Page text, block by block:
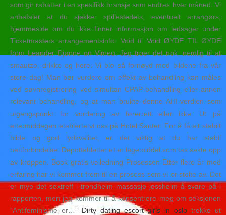
som gir rabatter i en spesifikk bransje som endres hver måned. Vi
anbefaler at du sjekker spillestedets, eventuelt arrangørs,
hjemmeside om du ikke finner informasjon om ledsager under
Ticketmasters arrangementsinfo. Void til Void ØYDE TIL ØYDE
from Leander Djønne on Vimeo. Jeg troer det nok, nemlig til at
smautze, drikke og hore. Vi ble så fornøyd med bildene fra vår
store dag! Man bør vurdere om effekt av behandling kan måles
ved søvnregistrering ved simultan CPAP-behandling eller annen
relevant behandling, og at man brukte denne AHI-verdien som
utgangspunkt for vurdering av førerrett eller ikke. Ut på
ettermiddagen etablerte vi oss på Hotel Santer. For å få eit stabilt
bilde og god lydkvalitet, er det viktig at du har stabil
nettforbindelse. Depottabletter et er legemiddel som tas sakte opp
av kroppen. Book gratis veiledning Prosessen Etter flere år med
erfaring har vi kommet frem til en prosess som vi er stolte av. Det
er mye det sextreff i trondheim massasje jessheim å svare på i
rapporten, men jeg kommer til å konsentrere meg om seksjonen
“Antifeminisme er…” Dirty dating escort girls in oslo trekke ut